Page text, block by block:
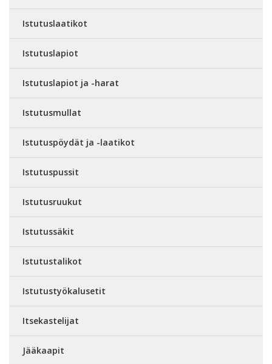
Istutuslaatikot
Istutuslapiot
Istutuslapiot ja -harat
Istutusmullat
Istutuspöydät ja -laatikot
Istutuspussit
Istutusruukut
Istutussäkit
Istutustalikot
Istutustyökalusetit
Itsekastelijat
Jääkaapit